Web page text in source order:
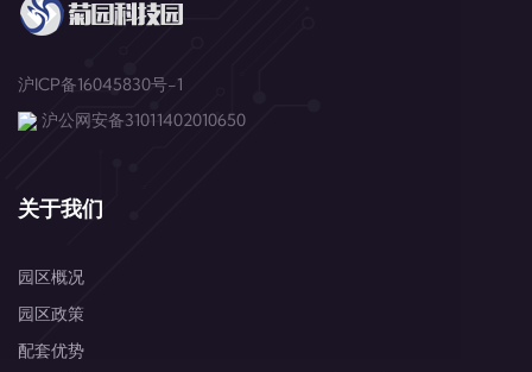
沪ICP备16045830号-1
沪公网安备31011402010650
关于我们
园区概况
园区政策
配套优势